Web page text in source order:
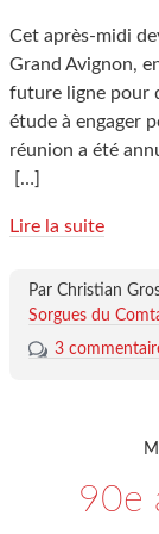
Cet après-midi
Grand Avignon,
future ligne pour
étude à engager
réunion a été
[…]
Lire la suite
Par Christian
Sorgues du
3
90e